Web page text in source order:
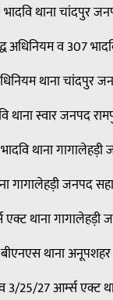
थाना चांदपुर
व 307
थाना चांदपुर
थाना स्वार जनपद
थाना
गागालेहड़ी जनपद
थाना गागालेहड़ी
थाना
3/25/27 आर्म्स एक्ट